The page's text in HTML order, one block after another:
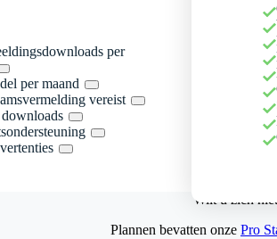
per
per maand
vereist
Wilt u zich
Plannen bevatten onze Pro